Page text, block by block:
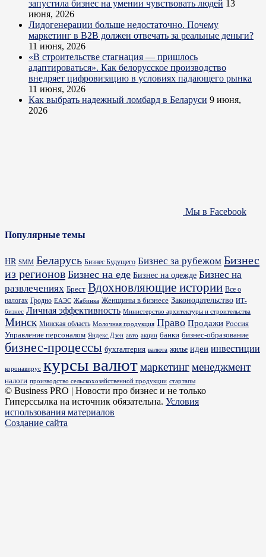
запустила бизнес на умении чувствовать людей 13
июня, 2026
Лидогенерации больше недостаточно. Почему
маркетинг в B2B должен отвечать за реальные деньги?
11 июня, 2026
«В строительстве стагнация — пришлось
адаптироваться». Как белорусское производство
внедряет цифровизацию в условиях падающего рынка
11 июня, 2026
Как выбрать надежный ломбард в Беларуси 9 июня,
2026
Мы в Facebook
Популярные темы
HR SMM Беларусь Бизнес Будущего Бизнес за рубежом Бизнес
из регионов Бизнес на еде Бизнес на одежде Бизнес на
развлечениях Брест Вдохновляющие истории Все о
налогах Гродно ЕАЭС Жабинка Женщины в бизнесе Законодательство ИТ-
бизнес Личная эффективность Министерство архитектуры и строительства
Минск Минская область Молочная продукция Право Продажи Россия
Управление персоналом Яндекс.Дзен авто акции банки бизнес-образование
бизнес-процессы бухгалтерия валюта жилье идеи инвестиции
коронавирус курсы валютмаркетингменеджмент
налоги производство сельскохозяйственной продукции стартапы
© Business PRO | Новости про бизнес и не только
Гиперссылка на источник обязательна. Условия
использования материалов
Создание сайта